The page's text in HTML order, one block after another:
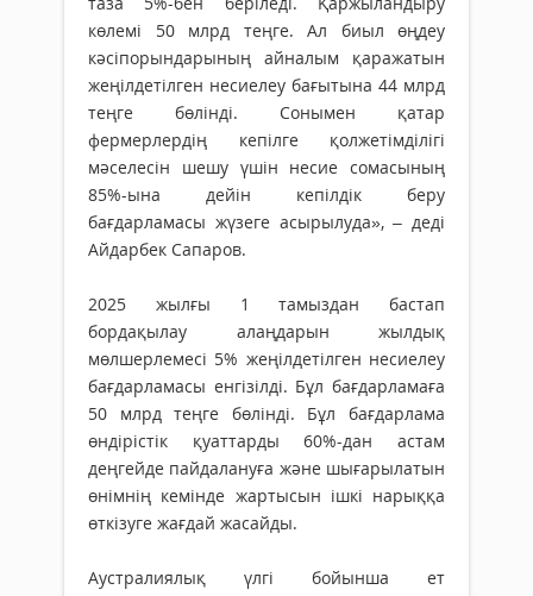
көлемі 50 млрд теңге. Ал биыл өңдеу
кәсіпорындарының айналым қаражатын
жеңілдетілген несиелеу бағытына 44 млрд
теңге бөлінді. Сонымен қатар
фермерлердің кепілге қолжетімділігі
мәселесін шешу үшін несие сомасының
85%-ына дейін кепілдік беру
бағдарламасы жүзеге асырылуда», – деді
Айдарбек Сапаров.
2025 жылғы 1 тамыздан бастап
бордақылау алаңдарын жылдық
мөлшерлемесі 5% жеңілдетілген несиелеу
бағдарламасы енгізілді. Бұл бағдарламаға
50 млрд теңге бөлінді. Бұл бағдарлама
өндірістік қуаттарды 60%-дан астам
деңгейде пайдалануға және шығарылатын
өнімнің кемінде жартысын ішкі нарыққа
өткізуге жағдай жасайды.
Аустралиялық үлгі бойынша ет